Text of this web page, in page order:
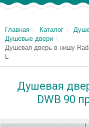
Главная Каталог
Душевые двери
Душевая дверь в нишу
L
Душевая
DWB 90